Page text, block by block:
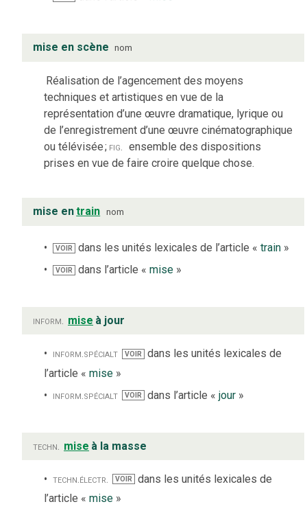
mise en scène nom
Réalisation de l’agencement des moyens
techniques et artistiques en vue de la
représentation d’une œuvre dramatique, lyrique ou
de l’enregistrement d’une œuvre cinématographique
ou télévisée; fig. ensemble des dispositions
prises en vue de faire croire quelque chose.
mise entrain nom
VOIR dans les unités lexicales de l’article «train »
VOIR dans l’article «mise »
inform. mise à jour
inform.spécialt VOIR dans les unités lexicales de
l’article « mise »
inform. spécialt VOIR dans l’article « jour»
techn. mise à la masse
techn. électr. VOIR
dans les unités lexicales de
l’article « mise »